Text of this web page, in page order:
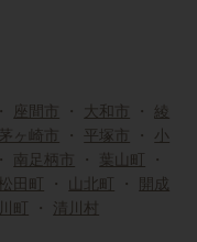
座間市 ・ 大和市 ・ 綾
茅ヶ崎市 ・ 平塚市 ・ 小
南足柄市 ・ 葉山町 ・
松田町 ・ 山北町 ・
開成
町 ・ 清川村